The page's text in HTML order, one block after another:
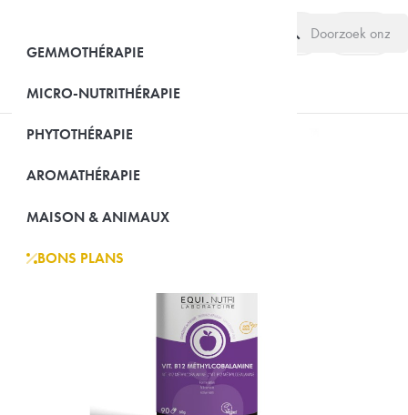
search
(0)
GEMMOTHÉRAPIE
MICRO-NUTRITHÉRAPIE
PHYTOTHÉRAPIE
AROMATHÉRAPIE
MAISON & ANIMAUX
BONS PLANS